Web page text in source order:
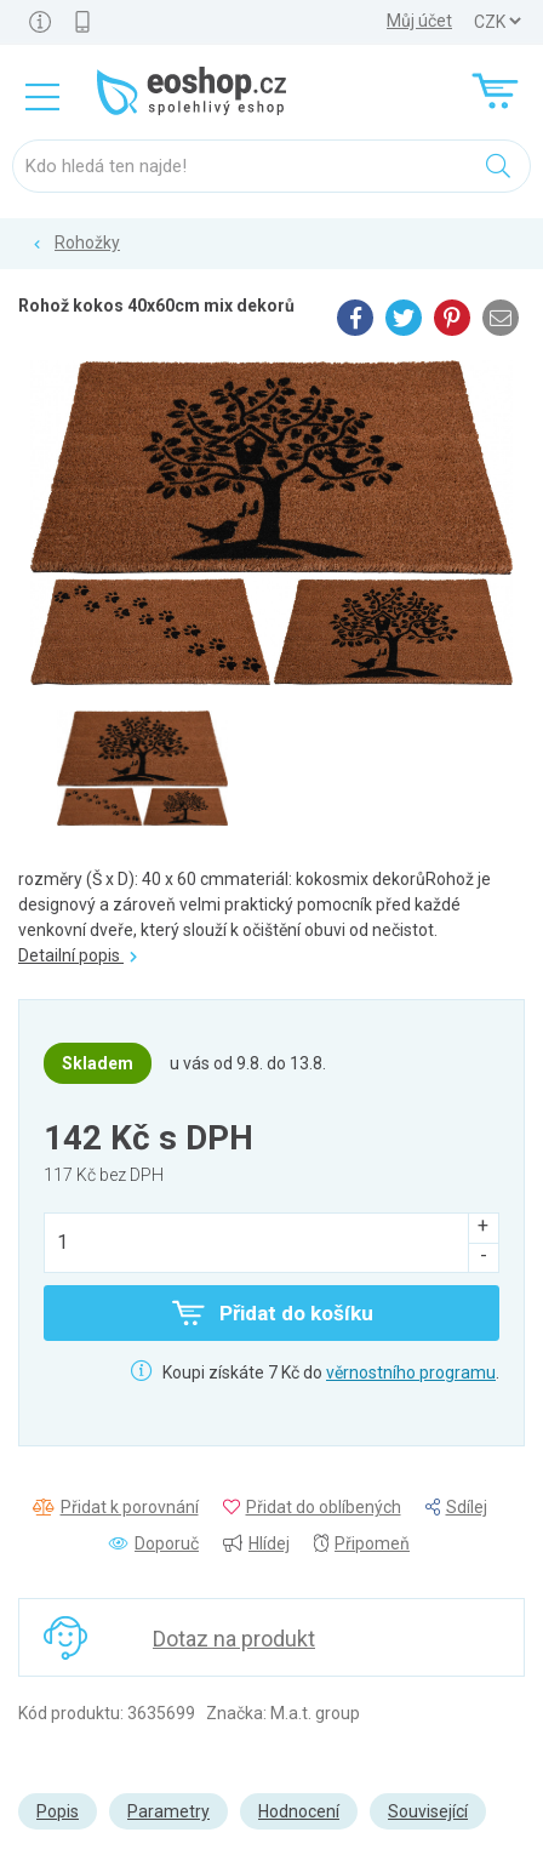
Můj účet
Rohožky
Rohož kokos 40x60cm mix dekorů
rozměry (Š x D): 40 x 60 cmmateriál: kokosmix dekorůRohož je
designový a zároveň velmi praktický pomocník před každé
venkovní dveře, který slouží k očištění obuvi od nečistot.
Detailní popis
Skladem u vás od 9.8. do 13.8.
142 Kč s DPH
117 Kč bez DPH
Přidat do košíku
Koupi získáte 7 Kč do věrnostního programu.
Přidat k porovnání Přidat do oblíbených
Sdílej
Doporuč
Hlídej Připomeň
Dotaz na produkt
Kód produktu: 3635699 Značka: M.a.t. group
Popis Parametry Hodnocení Související